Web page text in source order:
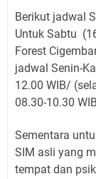
Berikut jadwal
Untuk Sabtu
Forest
jadwal Senin-
12.00 WIB/
08.30-10.30
Sementara
SIM asli yang
tempat dan